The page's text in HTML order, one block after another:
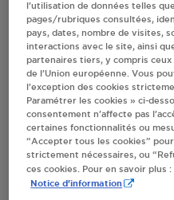
STATION GPL
MONTPELLIER
70 AVENUE DE L'EUROPE
34080MONTPELLIER
S'Y
CARREFOUR
MONTPELLIER
l’utilisation de données telles
pages/rubriques consultées,
pays, dates, nombre de visites,
interactions avec le site, ainsi
partenaires tiers, y compris
de l’Union européenne. Vous
l’exception des cookies
Paramétrer les cookies » ci-
consentement n’affecte pas
certaines fonctionnalités ou
“Accepter tous les cookies”
strictement nécessaires, ou
ces cookies. Pour en savoir plus :
Notice d'information